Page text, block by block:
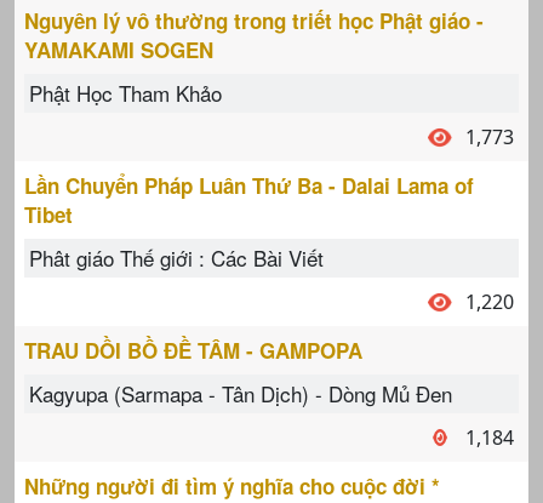
Nguyên lý vô thường trong triết học Phật giáo -
YAMAKAMI SOGEN
Phật Học Tham Khảo
1,773
Lần Chuyển Pháp Luân Thứ Ba - Dalai Lama of
Tibet
Phât giáo Thế giới : Các Bài Viết
1,220
TRAU DỒI BỒ ĐỀ TÂM - GAMPOPA
Kagyupa (Sarmapa - Tân Dịch) - Dòng Mủ Đen
1,184
Những người đi tìm ý nghĩa cho cuộc đời *